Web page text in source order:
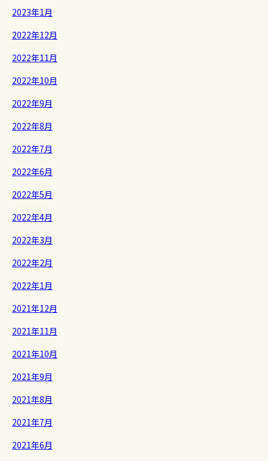
2023年1月
2022年12月
2022年11月
2022年10月
2022年9月
2022年8月
2022年7月
2022年6月
2022年5月
2022年4月
2022年3月
2022年2月
2022年1月
2021年12月
2021年11月
2021年10月
2021年9月
2021年8月
2021年7月
2021年6月